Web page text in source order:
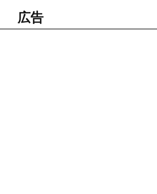
広告